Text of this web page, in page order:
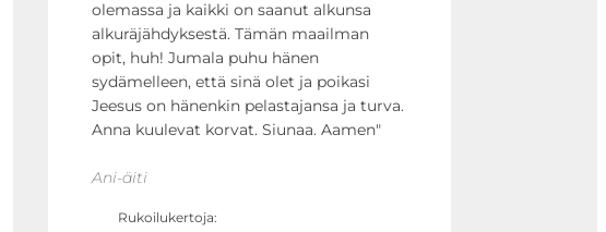
olemassa ja kaikki on saanut alkunsa
alkuräjähdyksestä. Tämän maailman
opit, huh! Jumala puhu hänen
sydämelleen, että sinä olet ja poikasi
Jeesus on hänenkin pelastajansa ja turva.
Anna kuulevat korvat. Siunaa. Aamen
Ani-äiti
Rukoilukertoja: